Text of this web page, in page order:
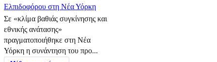
Ελπιδοφόρου στη Νέα Υόρκη
Σε «κλίμα βαθιάς συγκίνησης και
εθνικής ανάτασης»
πραγματοποιήθηκε στη Νέα
Υόρκη η συνάντηση του προ...